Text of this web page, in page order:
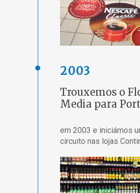
2003
Trouxemos o
Media para
em 2003 e iniciámos
circuito nas lojas